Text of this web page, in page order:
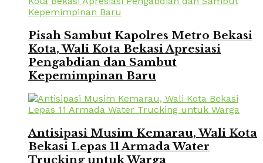
Pisah Sambut Kapolres Metro Bekasi
Kota, Wali Kota Bekasi Apresiasi
Pengabdian dan Sambut
Kepemimpinan Baru
Antisipasi Musim Kemarau, Wali Kota
Bekasi Lepas 11 Armada Water
Trucking untuk Warga